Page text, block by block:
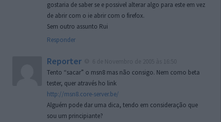
gostaria de saber se e possivel alterar algo para este em vez
de abrir com o ie abrir com o firefox.
Sem outro assunto Rui
Responder
Reporter
Tento “sacar” o msn8 mas não consigo. Nem como beta
tester, quer através ho link
http://msn8.core-server.be/
Alguém pode dar uma dica, tendo em consideração que
sou um principiante?